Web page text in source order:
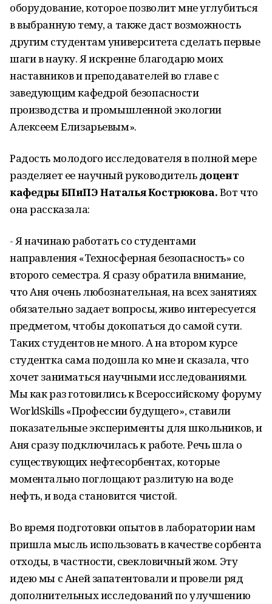
оборудование, которое позволит мне углубиться
в выбранную тему, а также даст возможность
другим студентам университета сделать первые
шаги в науку. Я искренне благодарю моих
наставников и преподавателей во главе с
заведующим кафедрой безопасности
производства и промышленной экологии
Алексеем Елизарьевым».
Радость молодого исследователя в полной мере
разделяет ее научный руководительдоцент
кафедры БПиПЭ Наталья Кострюкова.Вот что
она рассказала:
- Я начинаю работать со студентами
направления «Техносферная безопасность» со
второго семестра. Я сразу обратила внимание,
что Аня очень любознательная, на всех занятиях
обязательно задает вопросы, живо интересуется
предметом, чтобы докопаться до самой сути.
Таких студентов не много. А на втором курсе
студентка сама подошла ко мне и сказала, что
хочет заниматься научными исследованиями.
Мы как раз готовились к Всероссийскому форуму
WorldSkills «Профессии будущего», ставили
показательные эксперименты для школьников, и
Аня сразу подключилась к работе. Речь шла о
существующих нефтесорбентах, которые
моментально поглощают разлитую на воде
нефть, и вода становится чистой.
Во время подготовки опытов в лаборатории нам
пришла мысль использовать в качестве сорбента
отходы, в частности, свекловичный жом. Эту
идею мы с Аней запатентовали и провели ряд
дополнительных исследований по улучшению